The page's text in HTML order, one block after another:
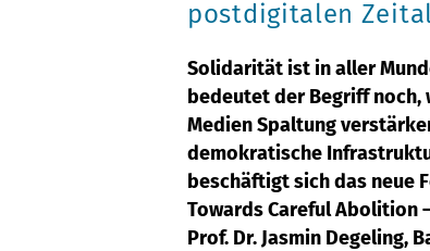
postdigitalen
Solidarität ist in aller
bedeutet der Begriff noch,
Medien Spaltung
demokratische
beschäftigt sich das neue
Towards Careful Abolition
Prof. Dr. Jasmin Degeling,